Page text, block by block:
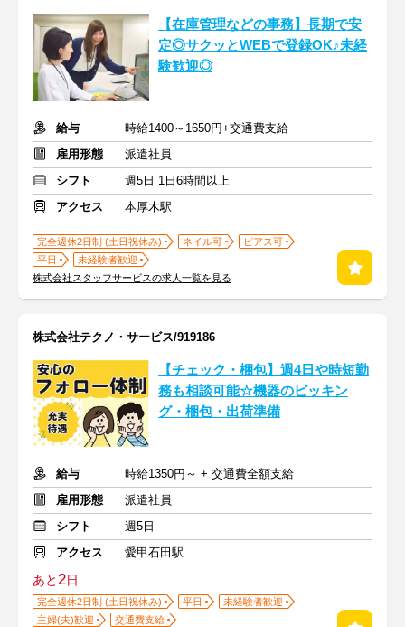
【在庫管理などの事務】長期で安
定◎サクッとWEBで登録OK♪未経
験歓迎◎
給与
時給1400～1650円+交通費支給
雇用形態
派遣社員
シフト
週5日 1日6時間以上
アクセス
本厚木駅
完全週休2日制 (土日祝休み) ネイル可
ピアス可
平日
未経験者歓迎
株式会社スタッフサービスの求人一覧を見る
株式会社テクノ・サービス/919186
【チェック・梱包】週4日や時短勤
務も相談可能☆機器のピッキン
グ・梱包・出荷準備
給与
時給1350円～ + 交通費全額支給
雇用形態
派遣社員
シフト
週5日
アクセス
愛甲石田駅
あと2日
完全週休2日制 (土日祝休み) 平日
未経験者歓迎
主婦(夫)歓迎
交通費支給